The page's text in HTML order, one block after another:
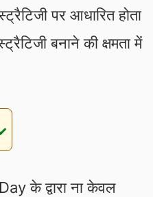
पर आधारित होता
बनाने की क्षमता में
के द्वारा ना केवल